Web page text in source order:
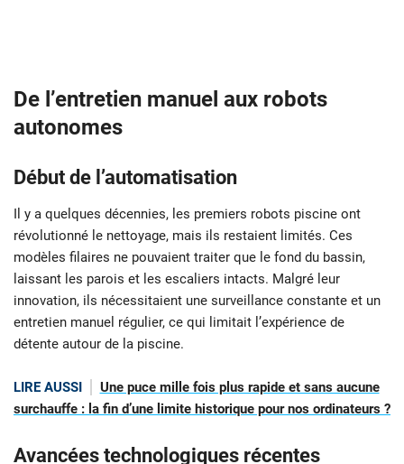
De l’entretien manuel aux robots
autonomes
Début de l’automatisation
Il y a quelques décennies, les premiers robots piscine ont
révolutionné le nettoyage, mais ils restaient limités. Ces
modèles filaires ne pouvaient traiter que le fond du bassin,
laissant les parois et les escaliers intacts. Malgré leur
innovation, ils nécessitaient une surveillance constante et un
entretien manuel régulier, ce qui limitait l’expérience de
détente autour de la piscine.
LIRE AUSSI
Une puce mille fois plus rapide et sans aucune
surchauffe : la fin d’une limite historique pour nos ordinateurs ?
Avancées technologiques récentes